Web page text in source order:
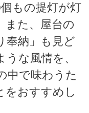
もの提灯が灯
また、屋台の
奉納」も見ど
な風情を、
中で味わうた
をおすすめし